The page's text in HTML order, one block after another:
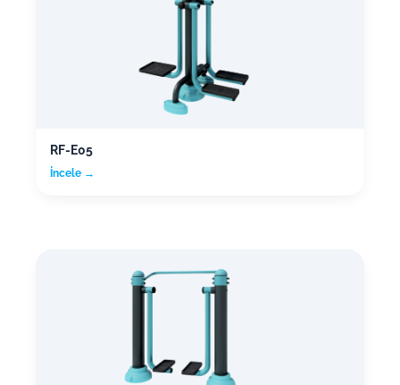
RF-E05
İncele →